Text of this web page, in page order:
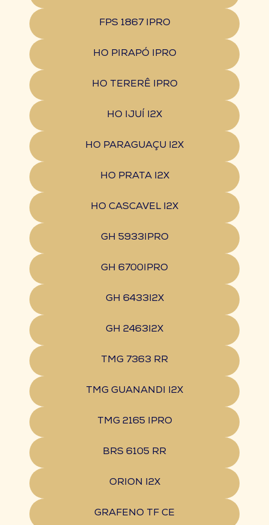
FPS 1867 IPRO
HO PIRAPÓ IPRO
HO TERERÊ IPRO
HO IJUÍ I2X
HO PARAGUAÇU I2X
HO PRATA I2X
HO CASCAVEL I2X
GH 5933IPRO
GH 6700IPRO
GH 6433I2X
GH 2463I2X
TMG 7363 RR
TMG GUANANDI I2X
TMG 2165 IPRO
BRS 6105 RR
ORION I2X
GRAFENO TF CE